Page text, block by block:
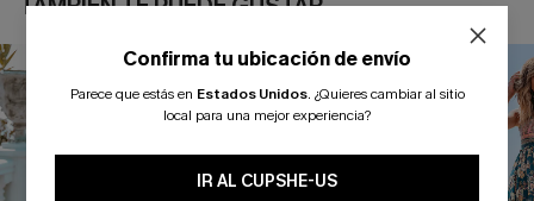
TAMBIÉN TE PUEDE GUSTAR
Confirma tu ubicación de envío
Parece que estás en Estados Unidos. ¿Quieres cambiar al sitio
local para una mejor experiencia?
IR AL CUPSHE-US